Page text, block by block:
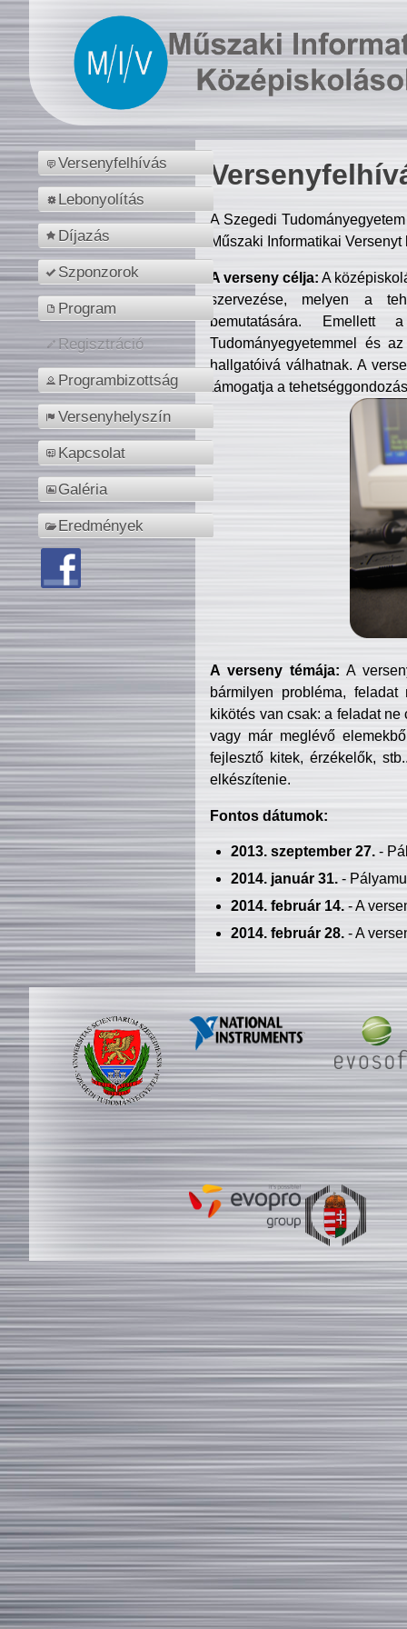
Versenyfelhívás
Lebonyolítás
Díjazás
Szponzorok
Program
Regisztráció
Programbizottság
Versenyhelyszín
Kapcsolat
Galéria
Eredmények
A Szegedi
Műszaki Informatikai
A verseny célja: A
szervezése, melyen a
bemutatására. Emellett
Tudományegyetemmel és
hallgatóivá válhatnak. A
támogatja a
A verseny témája: A
bármilyen probléma, feladat
kikötés van csak: a feladat
vagy már meglévő
fejlesztő kitek, érzékelők,
elkészítenie.
Fontos dátumok:
2013. szeptember 27.-
2014. január 31.-
2014. február 14.- A
2014. február 28.- A